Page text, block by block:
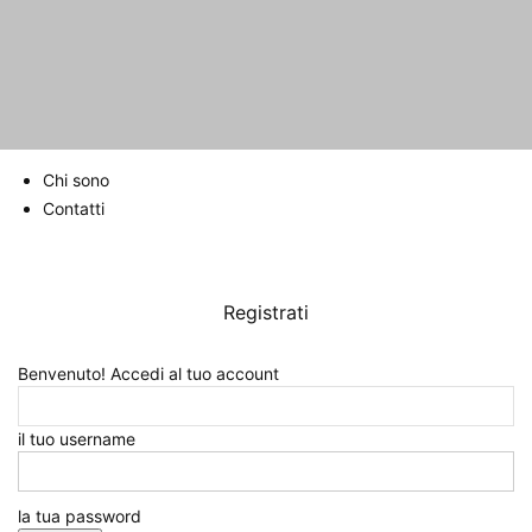
Chi sono
Contatti
Registrati
Benvenuto! Accedi al tuo account
il tuo username
la tua password
Pelle e corsa: come proteggersi
dai raggi solari